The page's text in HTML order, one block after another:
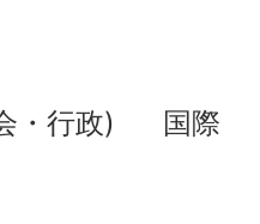
・行政) 国際